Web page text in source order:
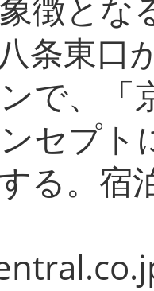
徴とな
条東口
で、「
セプト
る。宿